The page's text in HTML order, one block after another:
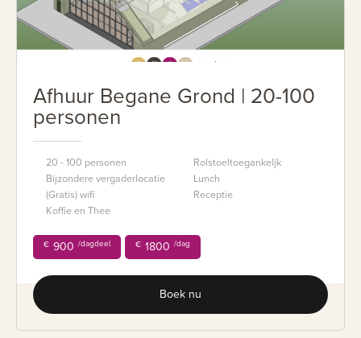
Afhuur Begane Grond | 20-100
personen
20 - 100 personen
Bijzondere vergaderlocatie
(Gratis) wifi
Koffie en Thee
Rolstoeltoegankeljk
Lunch
Receptie
€ 900 /dagdeel € 1800 /dag
Boek nu